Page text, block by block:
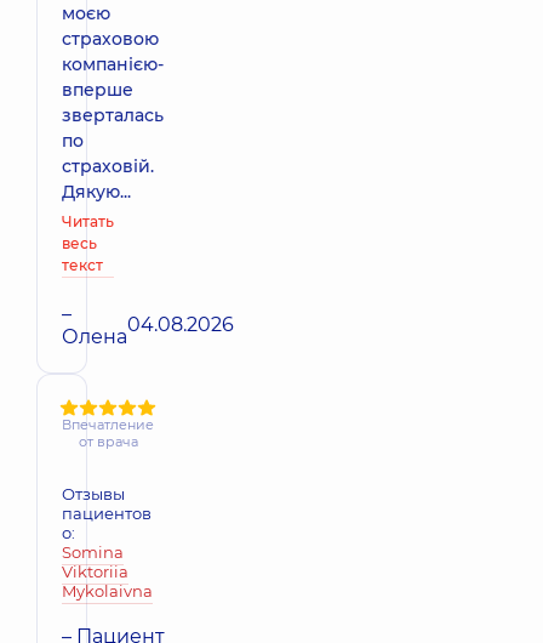
моєю
страховою
компанією-
вперше
зверталась
по
страховій.
Дякую...
Читать
весь
текст
–
Олена04.08.2026
Впечатление
от врача
Отзывы
пациентов
о:
Somina
Viktoriia
Mykolaivna
– Пациент